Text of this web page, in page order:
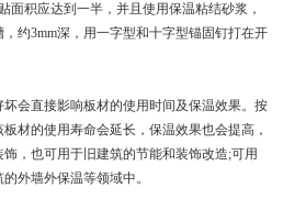
积应达到一半，并且使用保温粘结砂浆，
约3mm深，用一字型和十字型锚固钉打在开
直接影响板材的使用时间及保温效果。按
材的使用寿命会延长，保温效果也会提高，
，也可用于旧建筑的节能和装饰改造;可用
外墙外保温等领域中。